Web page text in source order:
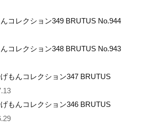
コレクション349 BRUTUS No.944
コレクション348 BRUTUS No.943
もんコレクション347 BRUTUS
もんコレクション346 BRUTUS